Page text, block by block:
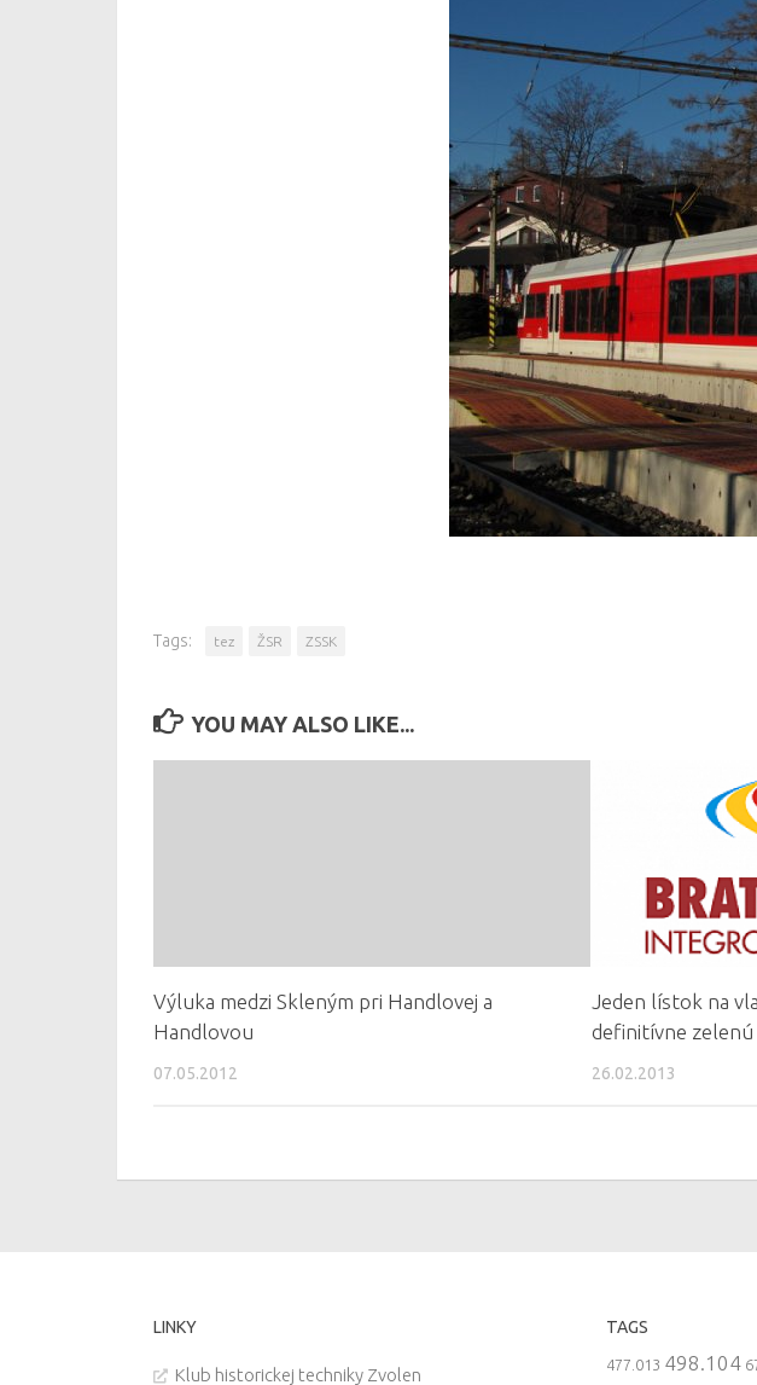
Tags: tez ŽSR ZSSK
YOU MAY ALSO LIKE...
Výluka medzi Skleným pri Handlovej a
Handlovou
07.05.2012
Jeden lístok na
definitívne zelenú
26.02.2013
LINKY
Klub historickej techniky Zvolen
TAGS
477.013 498.104